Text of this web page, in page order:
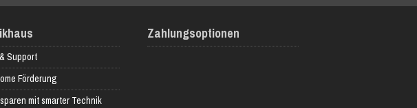
Support
Förderung
mit smarter Technik
Zahlungsoptionen